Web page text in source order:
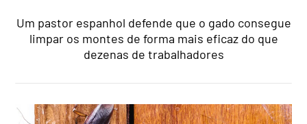
Um pastor espanhol defende que o gado consegue
limpar os montes de forma mais eficaz do que
dezenas de trabalhadores